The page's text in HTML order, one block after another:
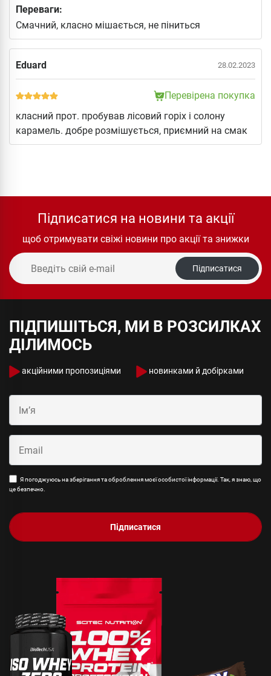
Переваги:
Смачний, класно мішається, не піниться
Eduard 28.02.2023
Перевірена покупка
класний прот. пробував лісовий горіх і солону
карамель. добре розмішується, приємний на смак
Підписатися на новини та акції
щоб отримувати свіжі новини про акції та знижки
Підписатися
ПІДПИШІТЬСЯ, МИ В РОЗСИЛКАХ
ДІЛИМОСЬ
акційними пропозиціями новинками й добірками
Я погоджуюсь на зберігання та оброблення моєї особистої інформації. Так, я знаю, що
це безпечно.
Підписатися